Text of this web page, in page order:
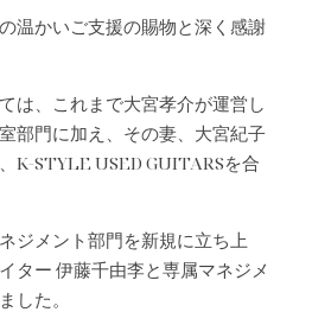
温かいご支援の賜物と深く感謝
は、これまで大宮孝介が運営し
部門に加え、その妻、大宮紀子
K-STYLE USED GUITARSを合
ジメント部門を新規に立ち上
ター 伊藤千由李と専属マネジメ
した。